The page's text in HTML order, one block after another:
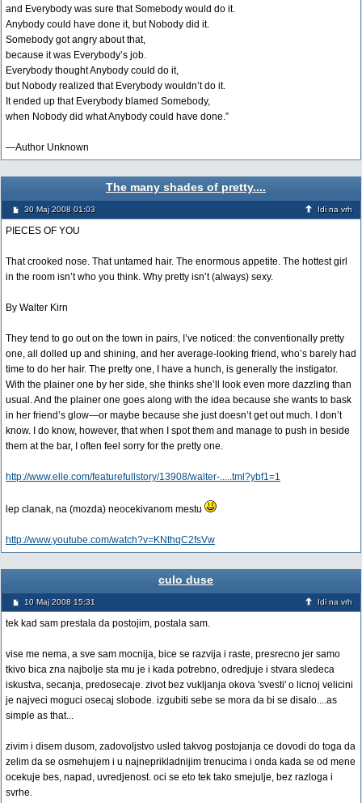
and Everybody was sure that Somebody would do it.
Anybody could have done it, but Nobody did it.
Somebody got angry about that,
because it was Everybody’s job.
Everybody thought Anybody could do it,
but Nobody realized that Everybody wouldn’t do it.
It ended up that Everybody blamed Somebody,
when Nobody did what Anybody could have done.”
—Author Unknown
The many shades of pretty....
30 Maj 2008 01:03 Idi na vrh
PIECES OF YOU
That crooked nose. That untamed hair. The enormous appetite. The hottest girl
in the room isn’t who you think. Why pretty isn’t (always) sexy.
By Walter Kirn
They tend to go out on the town in pairs, I’ve noticed: the conventionally pretty
one, all dolled up and shining, and her average-looking friend, who’s barely had
time to do her hair. The pretty one, I have a hunch, is generally the instigator.
With the plainer one by her side, she thinks she’ll look even more dazzling than
usual. And the plainer one goes along with the idea because she wants to bask
in her friend’s glow—or maybe because she just doesn’t get out much. I don’t
know. I do know, however, that when I spot them and manage to push in beside
them at the bar, I often feel sorry for the pretty one.
http://www.elle.com/featurefullstory/13908/walter-.....tml?ybf1=1
lep clanak, na (mozda) neocekivanom mestu
http://www.youtube.com/watch?v=KNthqC2fsVw
culo duse
10 Maj 2008 15:31 Idi na vrh
tek kad sam prestala da postojim, postala sam.
vise me nema, a sve sam mocnija, bice se razvija i raste, presrecno jer samo
tkivo bica zna najbolje sta mu je i kada potrebno, odredjuje i stvara sledeca
iskustva, secanja, predosecaje. zivot bez vukljanja okova 'svesti' o licnoj velicini
je najveci moguci osecaj slobode. izgubiti sebe se mora da bi se disalo....as
simple as that...
zivim i disem dusom, zadovoljstvo usled takvog postojanja ce dovodi do toga da
zelim da se osmehujem i u najneprikladnijim trenucima i onda kada se od mene
ocekuje bes, napad, uvredjenost. oci se eto tek tako smejulje, bez razloga i
svrhe.